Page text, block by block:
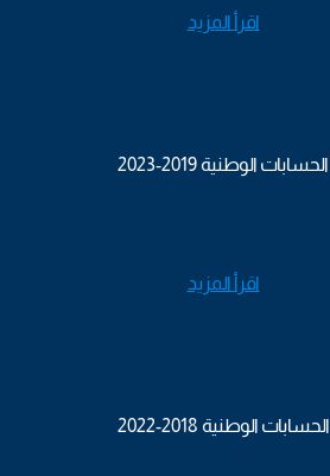
اقرأ المزيد
الحسابات الوطنية 2019-2023
اقرأ المزيد
الحسابات الوطنية 2018-2022